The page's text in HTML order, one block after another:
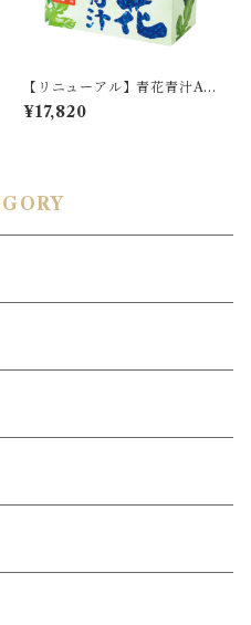
【リニューアル】青花青汁A 3
箱入り
¥17,820